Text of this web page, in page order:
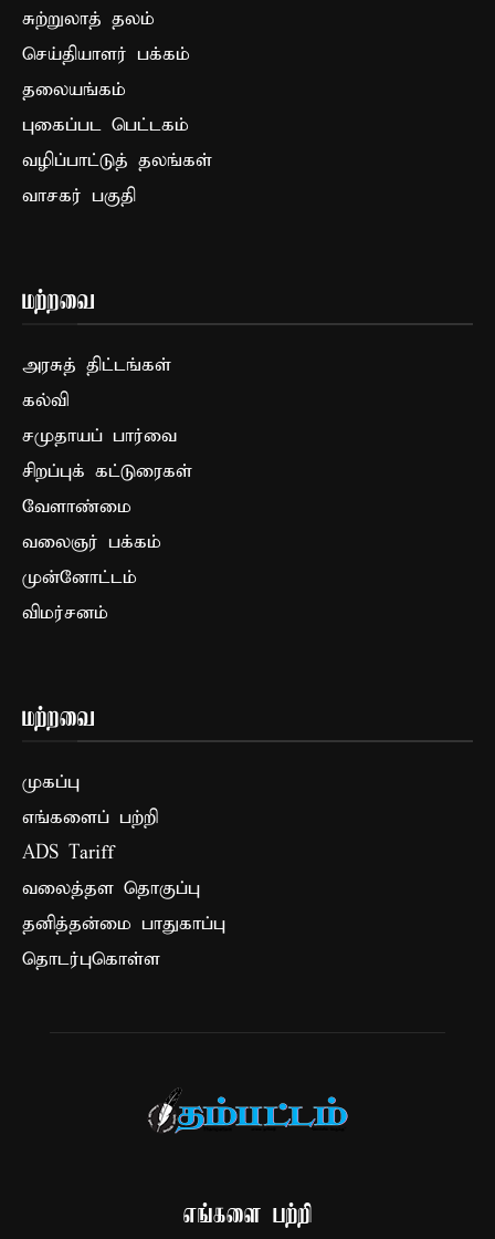
சுற்றுலாத் தலம்
செய்தியாளர் பக்கம்
தலையங்கம்
புகைப்பட பெட்டகம்
வழிப்பாட்டுத் தலங்கள்
வாசகர் பகுதி
மற்றவை
அரசுத் திட்டங்கள்
கல்வி
சமுதாயப் பார்வை
சிறப்புக் கட்டுரைகள்
வேளாண்மை
வலைஞர் பக்கம்
முன்னோட்டம்
விமர்சனம்
மற்றவை
முகப்பு
எங்களைப் பற்றி
ADS Tariff
வலைத்தள தொகுப்பு
தனித்தன்மை பாதுகாப்பு
தொடர்புகொள்ள
எங்களை பற்றி